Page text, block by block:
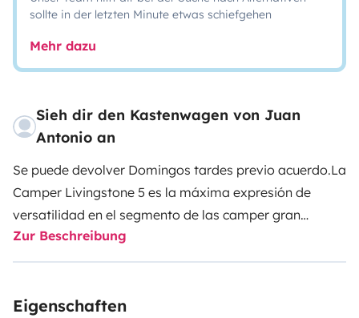
sollte in der letzten Minute etwas schiefgehen
Mehr dazu
Sieh dir den Kastenwagen von Juan
Antonio an
Se puede devolver Domingos tardes previo acuerdo.La
Camper Livingstone 5 es la máxima expresión de
versatilidad en el segmento de las camper gran
volumen. Con una longitud estratégica de 6 metros,
este modelo logra equilibrar una maniobrabilidad
a su ingeniosa configuración de doble cama trasera
Zur Beschreibung
Eigenschaften